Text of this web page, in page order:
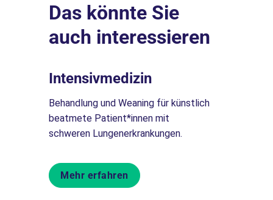
Das könnte Sie
auch interessieren
Intensivmedizin
Behandlung und Weaning für künstlich
beatmete Patient*innen mit
schweren Lungenerkrankungen.
Mehr erfahren